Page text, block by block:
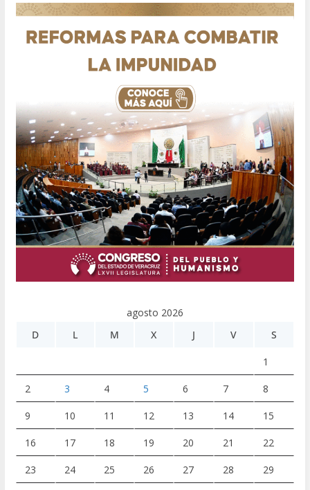
agosto 2026
D
L M X J V S
1
2 3 4 5 6 7 8
9 10 11 12 13 14 15
16 17 18 19 20 21 22
23 24 25 26 27 28 29